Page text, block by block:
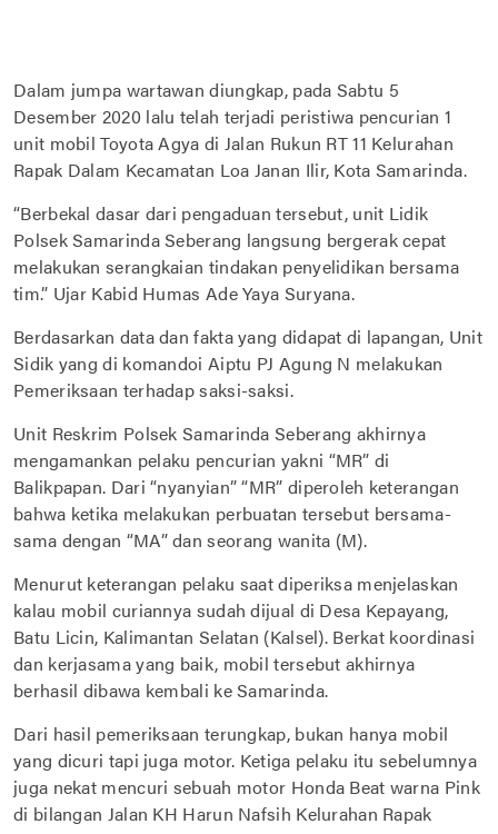
Dalam jumpa wartawan diungkap, pada Sabtu 5
Desember 2020 lalu telah terjadi peristiwa pencurian 1
unit mobil Toyota Agya di Jalan Rukun RT 11 Kelurahan
Rapak Dalam Kecamatan Loa Janan Ilir, Kota Samarinda.
“Berbekal dasar dari pengaduan tersebut, unit Lidik
Polsek Samarinda Seberang langsung bergerak cepat
melakukan serangkaian tindakan penyelidikan bersama
tim.” Ujar Kabid Humas Ade Yaya Suryana.
Berdasarkan data dan fakta yang didapat di lapangan, Unit
Sidik yang di komandoi Aiptu PJ Agung N melakukan
Pemeriksaan terhadap saksi-saksi.
Unit Reskrim Polsek Samarinda Seberang akhirnya
mengamankan pelaku pencurian yakni “MR” di
Balikpapan. Dari “nyanyian” “MR” diperoleh keterangan
bahwa ketika melakukan perbuatan tersebut bersama-
sama dengan “MA” dan seorang wanita (M).
Menurut keterangan pelaku saat diperiksa menjelaskan
kalau mobil curiannya sudah dijual di Desa Kepayang,
Batu Licin, Kalimantan Selatan (Kalsel). Berkat koordinasi
dan kerjasama yang baik, mobil tersebut akhirnya
berhasil dibawa kembali ke Samarinda.
Dari hasil pemeriksaan terungkap, bukan hanya mobil
yang dicuri tapi juga motor. Ketiga pelaku itu sebelumnya
juga nekat mencuri sebuah motor Honda Beat warna Pink
di bilangan Jalan KH Harun Nafsih Kelurahan Rapak